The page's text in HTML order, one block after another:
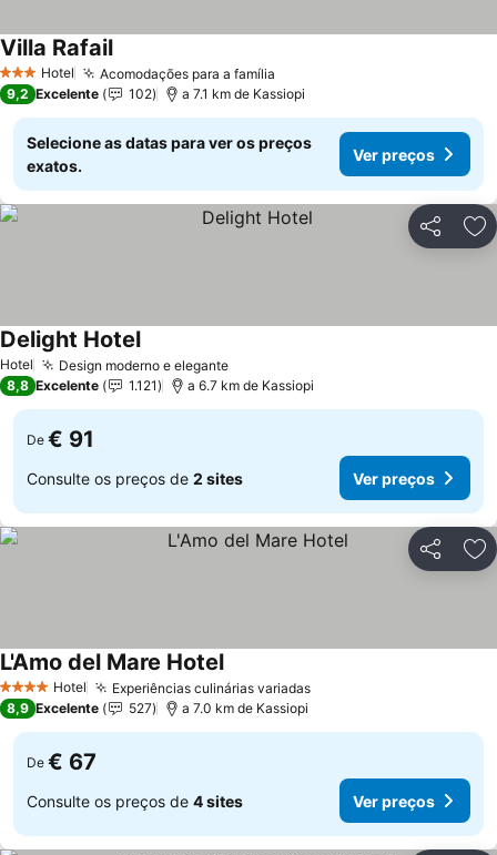
3 EstrelasHotel Acomodações para a família
Villa Rafail
9,2 Excelente 102 a 7.1 km de Kassiopi
Selecione as datas para ver os preços
exatos.
Ver preços
Partilhar
Hotel Design moderno e elegante
Delight Hotel
8,8 Excelente 1.121 a 6.7 km de Kassiopi
De € 91
Consulte os preços de 2 sites Ver preços
Partilhar
4 EstrelasHotel Experiências culinárias variadas
L'Amo del Mare Hotel
8,9 Excelente 527 a 7.0 km de Kassiopi
De € 67
Consulte os preços de 4 sites Ver preços